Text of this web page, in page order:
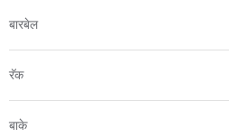
बारबेल
रॅक
बाके